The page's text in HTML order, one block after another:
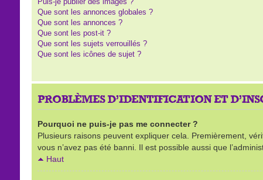
Que sont les annonces globales ?
Que sont les annonces ?
Que sont les post-it ?
Que sont les sujets verrouillés ?
Que sont les icônes de sujet ?
PROBLÈMES D’IDENTIFICATION ET
Pourquoi ne puis-je pas me connecter ?
Plusieurs raisons peuvent expliquer cela. Premièrement,
vous n’avez pas été banni. Il est possible aussi que
Haut